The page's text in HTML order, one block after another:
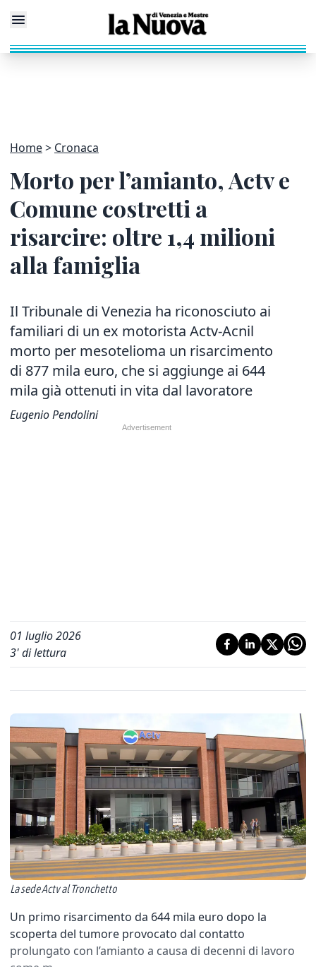
Home Cronaca
Morto per l’amianto, Actv e
Comune costretti a
risarcire: oltre 1,4 milioni
alla famiglia
Il Tribunale di Venezia ha riconosciuto ai
familiari di un ex motorista Actv-Acnil
morto per mesotelioma un risarcimento
di 877 mila euro, che si aggiunge ai 644
mila già ottenuti in vita dal lavoratore
Eugenio Pendolini
01 luglio 2026
3' di lettura
La sede Actv al Tronchetto
Un primo risarcimento da 644 mila euro dopo la
scoperta del tumore provocato dal contatto
prolungato con l’amianto a causa di decenni di lavoro